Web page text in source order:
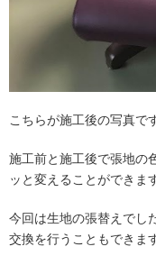
こちらが施工後の写真で
施工前と施工後で張地の
ッと変えることができま
今回は生地の張替えでし
交換を行うこともできま